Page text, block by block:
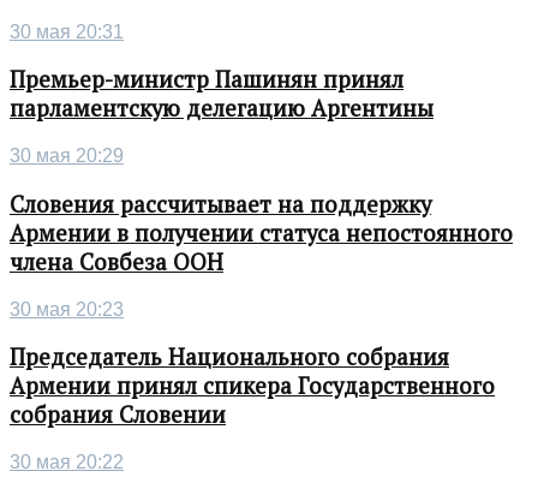
30 мая 20:31
Премьер-министр Пашинян принял
парламентскую делегацию Аргентины
30 мая 20:29
Словения рассчитывает на поддержку
Армении в получении статуса непостоянного
члена Совбеза ООН
30 мая 20:23
Председатель Национального собрания
Армении принял спикера Государственного
собрания Словении
30 мая 20:22